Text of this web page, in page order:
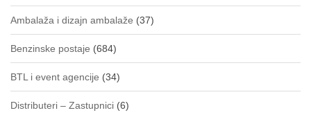
Ambalaža i dizajn ambalaže (37)
Benzinske postaje (684)
BTL i event agencije (34)
Distributeri – Zastupnici (6)